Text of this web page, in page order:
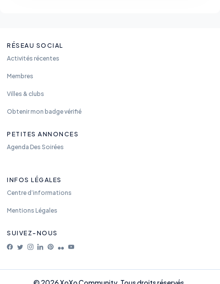
RÉSEAU SOCIAL
Activités récentes
Membres
Villes & clubs
Obtenir mon badge vérifié
PETITES ANNONCES
Agenda Des Soirées
INFOS LÉGALES
Centre d’informations
Mentions Légales
SUIVEZ-NOUS